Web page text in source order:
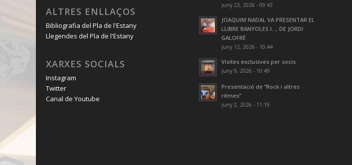
ALTRES ENLLAÇOS
Bibliografia del Pla de l'Estany
Llegendes del Pla de l'Estany
XARXES SOCIALS
Instagram
Twitter
Canal de Youtube
juny 23, 2026 - 09:43
JOAQUIM NADAL VA PRESENTAR EL
LLIBRE BANYOLES I…, DE JORDI
GALOFRÉ
juny 12, 2026 - 10:44
Visites exclusives per socis
juny 9, 2026 - 10:49
Presentació de “Rock i altres
ritmes”
juny 2, 2026 - 11:19